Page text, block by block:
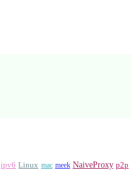
ipv6 Linux mac meek NaiveProxy p2p